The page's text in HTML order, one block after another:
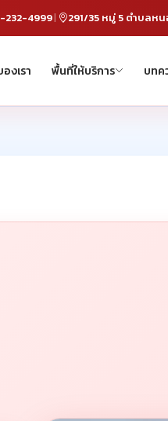
232-4999|
งเรา พื้นที่ให้บริการ บทค